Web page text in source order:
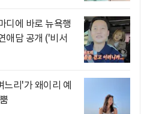
디에 바로 뉴욕행
애담 공개 ('비서
리'가 왜이리 예